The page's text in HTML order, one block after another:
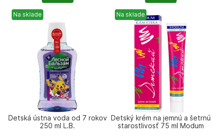
Na sklade
Detská ústna voda od 7 rokov
250 ml L.B.
Na sklade
Detský krém na jemnú a šetrnú
starostlivosť 75 ml Modum